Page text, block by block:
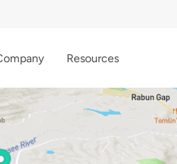
Resources